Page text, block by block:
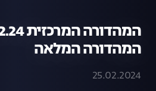
המהדורה המלאה
25.02.2024